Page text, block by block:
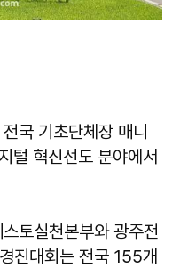
국 기초단체장 매니
털 혁신선도 분야에서
토실천본부와 광주전
진대회는 전국 155개